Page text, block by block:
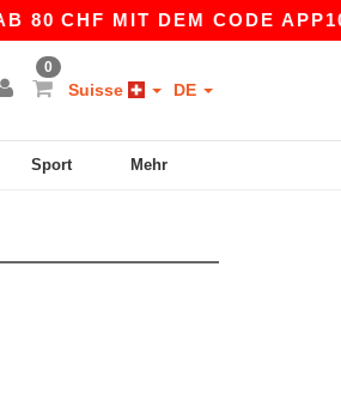
CHF MIT DEM CODE APP10
0
Suisse DE
Sport Mehr